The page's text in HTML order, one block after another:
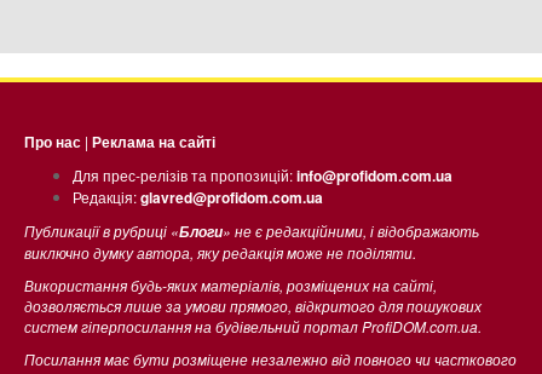
Про нас | Реклама на сайті
Для прес-релізів та пропозицій:info@profidom.com.ua
Редакція:glavred@profidom.com.ua
Публикації в рубриці «Блоги» не є редакційними, і відображають
виключно думку автора, яку редакція може не поділяти.
Використання будь-яких матеріалів, розміщених на сайті,
дозволяється лише за умови прямого, відкритого для пошукових
систем гіперпосилання на будівельний портал ProfiDOM.com.ua.
Посилання має бути розміщене незалежно від повного чи часткового